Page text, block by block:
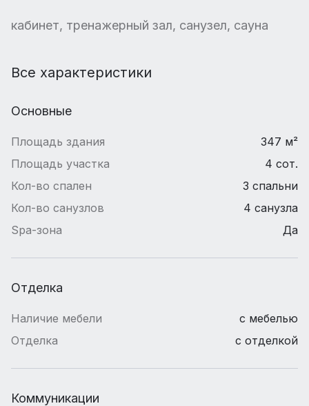
кабинет, тренажерный зал, санузел, сауна
Все характеристики
Основные
Площадь здания
347 м²
Площадь участка
4 сот.
Кол-во спален
3 спальни
Кол-во санузлов
4 санузла
Spa-зона
Да
Отделка
Наличие мебели
с мебелью
Отделка
с отделкой
Коммуникации